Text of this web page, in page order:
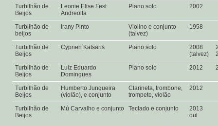
Turbilhão de
Beijos
Leonie Elise Fest
Andreolla
Piano solo 2002
Turbilhão de
beijos
Irany Pinto
Violino e conjunto
(talvez)
1958
Turbilhão de
Beijos
Cyprien Katsaris Piano solo
2008
(talvez)
Turbilhão de
Beijos
Luiz Eduardo
Domingues
Piano solo 2012
Turbilhão de
Beijos
Humberto Junqueira
(violão), e conjunto
Clarineta, trombone,
trompete, violão
2012
Turbilhão de
Beijos
Mú Carvalho e conjunto Teclado e conjunto
2013
out